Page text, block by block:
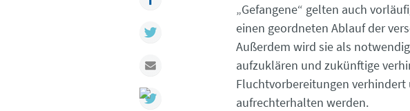
„Gefangene“ gelten auch
einen geordneten Ablauf der
Außerdem wird sie als
aufzuklären und zukünftige
Fluchtvorbereitungen
aufrechterhalten werden.